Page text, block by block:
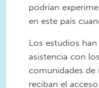
podrían
en este país
Los estudios
asistencia con
comunidades de
reciban el